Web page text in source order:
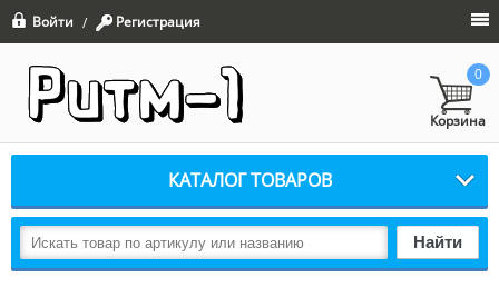
Войти / Регистрация
0
Корзина
КАТАЛОГ ТОВАРОВ
Найти